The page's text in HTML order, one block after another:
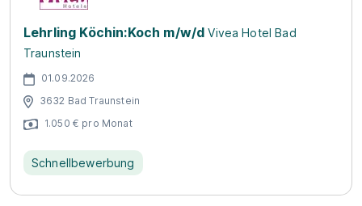
Lehrling Köchin:Koch m/w/d Vivea Hotel Bad
Traunstein
01.09.2026
3632 Bad Traunstein
1.050 € pro Monat
Schnellbewerbung